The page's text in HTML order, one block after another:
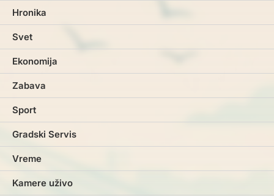
Hronika
Svet
Ekonomija
Zabava
Sport
Gradski Servis
Vreme
Kamere uživo